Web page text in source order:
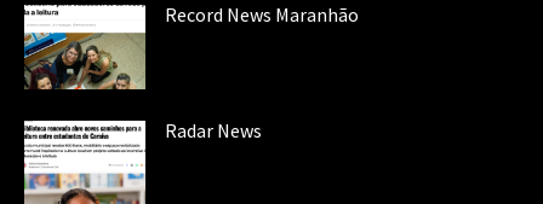
Record News Maranhão
Radar News